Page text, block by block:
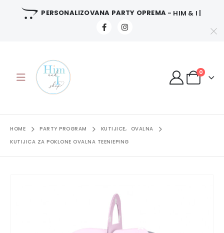
PERSONALIZOVANA PARTY OPREMA - HIM & I |
0
HOME PARTY PROGRAM KUTIJICE,
OVALNA
KUTIJICA ZA POKLONE OVALNA TEENIEPING